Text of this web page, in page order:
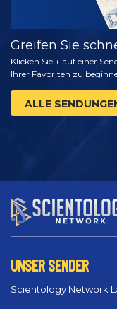
Greifen Sie
Klicken Sie + auf einer
Ihrer Favoriten zu
ALLE
UNSER SENDER
Scientology Network